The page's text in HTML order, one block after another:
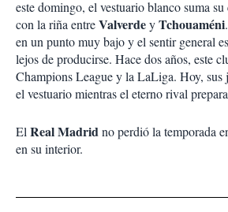
este domingo, el vestuario blanco suma
con la riña entreValverdeyTchouaméni
en un punto muy bajo y el sentir general
lejos de producirse. Hace dos años, este
Champions League y la LaLiga. Hoy, sus
el vestuario mientras el eterno rival
ElReal Madridno perdió la temporada
en su interior.